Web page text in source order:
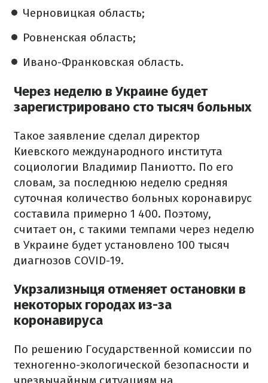
Черновицкая область;
Ровненская область;
Ивано-Франковская область.
Через неделю в Украине будет
зарегистрировано сто тысяч больных
Такое заявление сделал директор
Киевского международного института
социологии Владимир Паниотто. По его
словам, за последнюю неделю средняя
суточная количество больных коронавирус
составила примерно 1 400. Поэтому,
считает он, с такими темпами через неделю
в Украине будет установлено 100 тысяч
диагнозов COVID-19.
Укрзализныця отменяет остановки в
некоторых городах из-за
коронавируса
По решению Государственной комиссии по
техногенно-экологической безопасности и